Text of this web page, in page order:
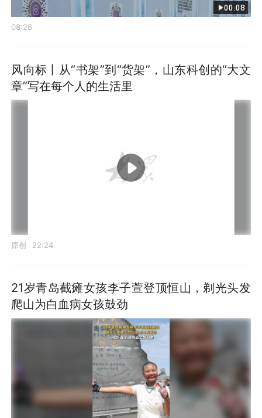
00:08
08:26
风向标丨从“书架”到“货架”，山东科创的“大文
章”写在每个人的生活里
原创 22:24
21岁青岛截瘫女孩李子萱登顶恒山，剃光头发
爬山为白血病女孩鼓劲